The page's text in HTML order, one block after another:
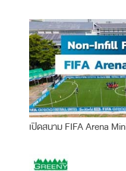
เปิดสนาม FIFA Arena